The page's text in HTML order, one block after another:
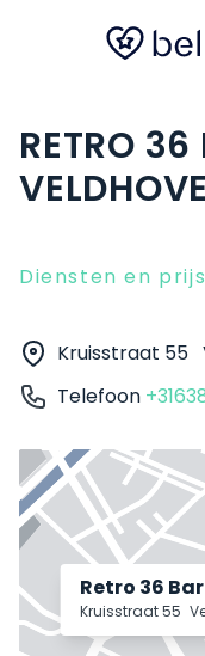
RETRO 36
Diensten en
Kruisstraat 55
Telefoon
Retro 36
Kruisstraat 55